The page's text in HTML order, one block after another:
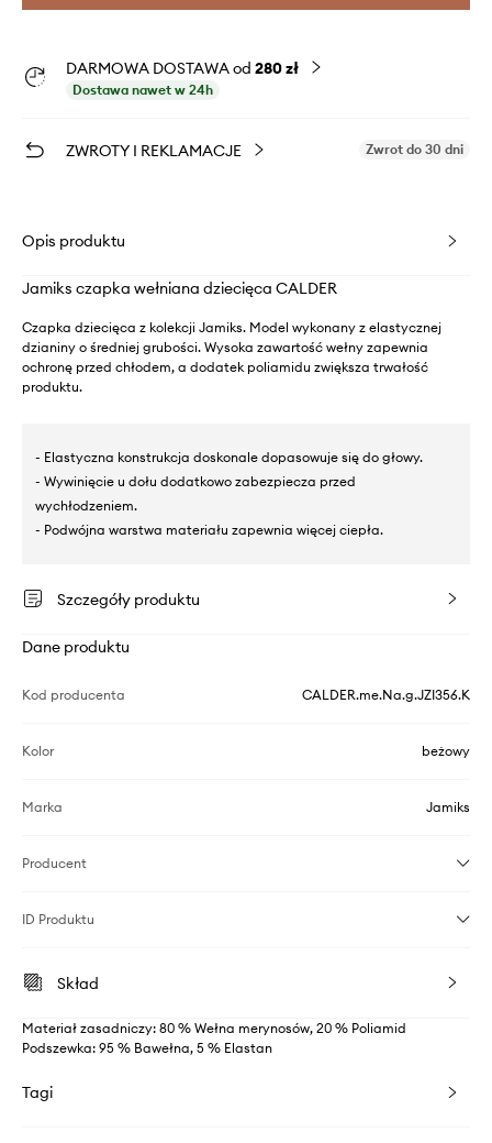
DARMOWA DOSTAWA od 280 zł
Dostawa nawet w 24h
ZWROTY I REKLAMACJE Zwrot do 30 dni
Opis produktu
Jamiks czapka wełniana dziecięca CALDER
Czapka dziecięca z kolekcji Jamiks. Model wykonany z elastycznej
dzianiny o średniej grubości. Wysoka zawartość wełny zapewnia
ochronę przed chłodem, a dodatek poliamidu zwiększa trwałość
produktu.
- Elastyczna konstrukcja doskonale dopasowuje się do głowy.
- Wywinięcie u dołu dodatkowo zabezpiecza przed
wychłodzeniem.
- Podwójna warstwa materiału zapewnia więcej ciepła.
Szczegóły produktu
Dane produktu
Kod producenta CALDER.me.Na.g.JZI356.K
Kolor beżowy
Marka Jamiks
Producent
ID Produktu
Skład
Materiał zasadniczy: 80 % Wełna merynosów, 20 % Poliamid
Podszewka: 95 % Bawełna, 5 % Elastan
Tagi